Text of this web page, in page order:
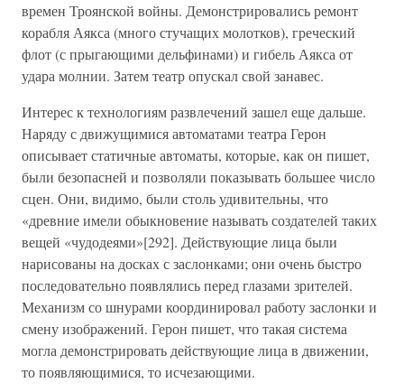
времен Троянской войны. Демонстрировались ремонт
корабля Аякса (много стучащих молотков), греческий
флот (с прыгающими дельфинами) и гибель Аякса от
удара молнии. Затем театр опускал свой занавес.
Интерес к технологиям развлечений зашел еще дальше.
Наряду с движущимися автоматами театра Герон
описывает статичные автоматы, которые, как он пишет,
были безопасней и позволяли показывать большее число
сцен. Они, видимо, были столь удивительны, что
«древние имели обыкновение называть создателей таких
вещей «чудодеями»[292]. Действующие лица были
нарисованы на досках с заслонками; они очень быстро
последовательно появлялись перед глазами зрителей.
Механизм со шнурами координировал работу заслонки и
смену изображений. Герон пишет, что такая система
могла демонстрировать действующие лица в движении,
то появляющимися, то исчезающими.